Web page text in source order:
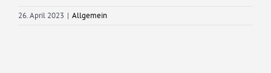
26. April 2023 | Allgemein